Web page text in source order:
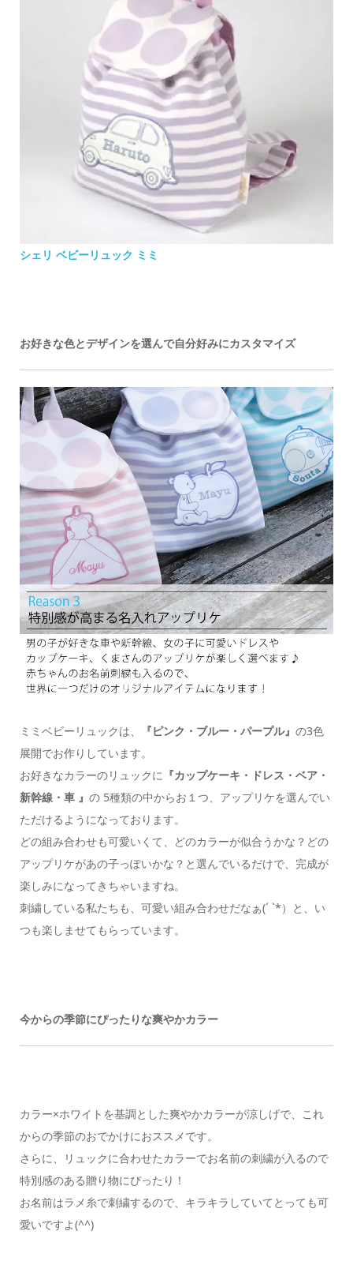
シェリ ベビーリュック ミミ
お好きな色とデザインを選んで自分好みにカスタマイズ
ミミベビーリュックは、 『ピンク・ブルー・パープル』 の3色
展開でお作りしています。
お好きなカラーのリュックに 『カップケーキ・ドレス・ベア・
新幹線・車 』 の 5種類の中からお１つ、アップリケを選んでい
ただけるようになっております。
どの組み合わせも可愛いくて、どのカラーが似合うかな？どの
アップリケがあの子っぽいかな？と選んでいるだけで、完成が
楽しみになってきちゃいますね。
刺繍している私たちも、可愛い組み合わせだなぁ(´ `*）と、い
つも楽しませてもらっています。
今からの季節にぴったりな爽やかカラー
カラー×ホワイトを基調とした爽やかカラーが涼しげで、これ
からの季節のおでかけにおススメです。
さらに、リュックに合わせたカラーでお名前の刺繍が入るので
特別感のある贈り物にぴったり！
お名前はラメ糸で刺繍するので、キラキラしていてとっても可
愛いですよ(^^)